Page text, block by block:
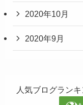
2020年10月
2020年9月
人気ブログラン